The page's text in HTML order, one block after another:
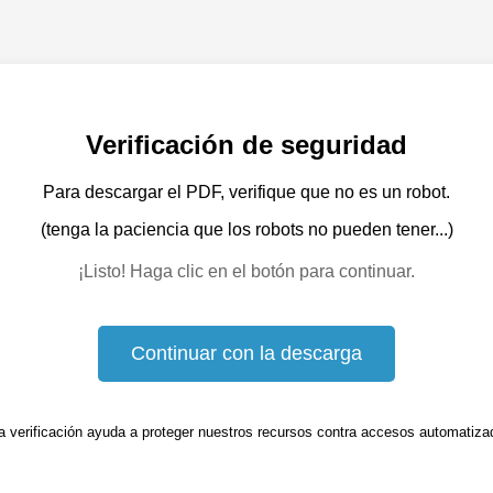
Verificación de seguridad
Para descargar el PDF, verifique que no es un robot.
(tenga la paciencia que los robots no pueden tener...)
¡Listo! Haga clic en el botón para continuar.
Continuar con la descarga
verificación ayuda a proteger nuestros recursos contra accesos